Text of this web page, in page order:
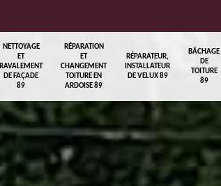
NETTOYAGE
ET
RAVALEMENT
DE FAÇADE
89
RÉPARATION
ET
CHANGEMENT
TOITURE EN
ARDOISE 89
RÉPARATEUR,
INSTALLATEUR
DE VELUX 89
BÂCHAGE
DE
TOITURE
89